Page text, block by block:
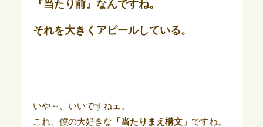
『当たり前』なんですね。
それを大きくアピールしている。
いや～、いいですねェ。
これ、僕の大好きな 「当たりまえ構文」 ですね。